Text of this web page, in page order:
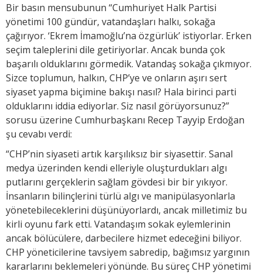
Bir basın mensubunun “Cumhuriyet Halk Partisi
yönetimi 100 gündür, vatandaşları halkı, sokağa
çağırıyor. ‘Ekrem İmamoğlu’na özgürlük’ istiyorlar. Erken
seçim taleplerini dile getiriyorlar. Ancak bunda çok
başarılı olduklarını görmedik. Vatandaş sokağa çıkmıyor.
Sizce toplumun, halkın, CHP’ye ve onların aşırı sert
siyaset yapma biçimine bakışı nasıl? Hala birinci parti
olduklarını iddia ediyorlar. Siz nasıl görüyorsunuz?”
sorusu üzerine Cumhurbaşkanı Recep Tayyip Erdoğan
şu cevabı verdi:
“CHP’nin siyaseti artık karşılıksız bir siyasettir. Sanal
medya üzerinden kendi elleriyle oluşturdukları algı
putlarını gerçeklerin sağlam gövdesi bir bir yıkıyor.
İnsanların bilinçlerini türlü algı ve manipülasyonlarla
yönetebileceklerini düşünüyorlardı, ancak milletimiz bu
kirli oyunu fark etti. Vatandaşım sokak eylemlerinin
ancak bölücülere, darbecilere hizmet edeceğini biliyor.
CHP yöneticilerine tavsiyem sabredip, bağımsız yargının
kararlarını beklemeleri yönünde. Bu süreç CHP yönetimi